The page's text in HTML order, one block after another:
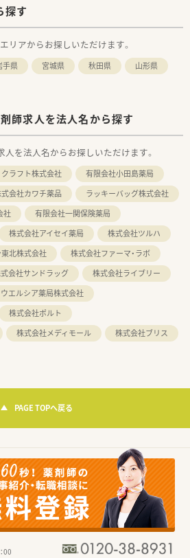
探す
リアからお探しいただけます。
手県 宮城県 秋田県
山形県
師求人を法人名から探す
を法人名からお探しいただけます。
クラフト株式会社
有限会社小田島薬局
会社カワチ薬品
ラッキーバッグ株式会社
社
有限会社一関保険薬局
株式会社アイセイ薬局
株式会社ツルハ
北株式会社
株式会社ファーマ・ラボ
会社サンドラッグ
株式会社ライブリー
ウエルシア薬局株式会社
株式会社ポルト
株式会社メディモール 株式会社ブリス
PAGE TOPへ戻る
00